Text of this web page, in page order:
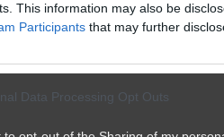
This information may also be
Participants that may further
Data Processing Opt Outs